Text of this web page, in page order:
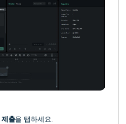
제출을 탭하세요.